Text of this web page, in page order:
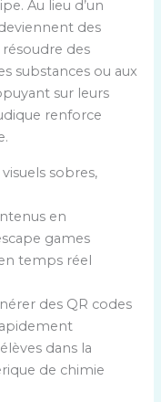
Au lieu d’un
des
des
substances ou aux
sur leurs
renforce
sobres,
en
games
temps réel
des QR codes
dans la
de chimie